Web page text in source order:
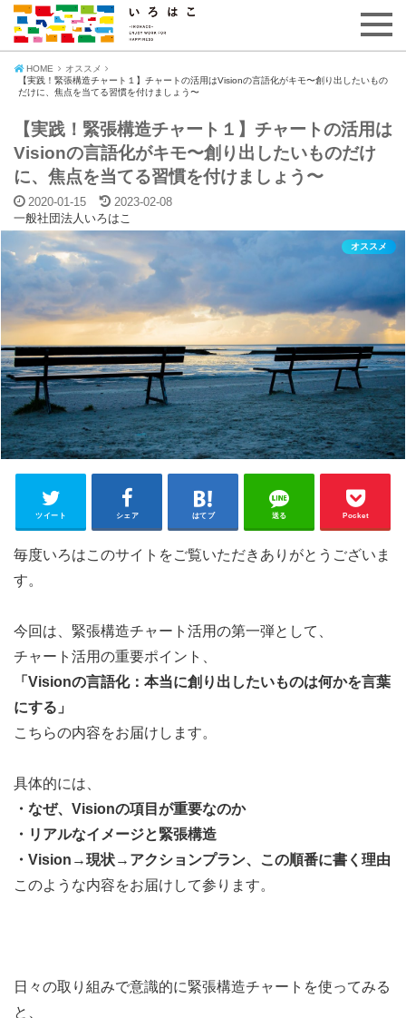
HOME
オススメ
【実践！緊張構造チャート１】チャートの活用はVisionの言語化がキモ〜創り出したいもの
だけに、焦点を当てる習慣を付けましょう〜
【実践！緊張構造チャート１】チャートの活用は
Visionの言語化がキモ〜創り出したいものだけ
に、焦点を当てる習慣を付けましょう〜
2020-01-15
2023-02-08
一般社団法人いろはこ
オススメ
ツイート シェア はてブ 送る Pocket
毎度いろはこのサイトをご覧いただきありがとうございま
す。
今回は、緊張構造チャート活用の第一弾として、
チャート活用の重要ポイント、
「Visionの言語化：本当に創り出したいものは何かを言葉
にする」
こちらの内容をお届けします。
具体的には、
・なぜ、Visionの項目が重要なのか
・リアルなイメージと緊張構造
・Vision→現状→アクションプラン、この順番に書く理由
このような内容をお届けして参ります。
日々の取り組みで意識的に緊張構造チャートを使ってみる
と、